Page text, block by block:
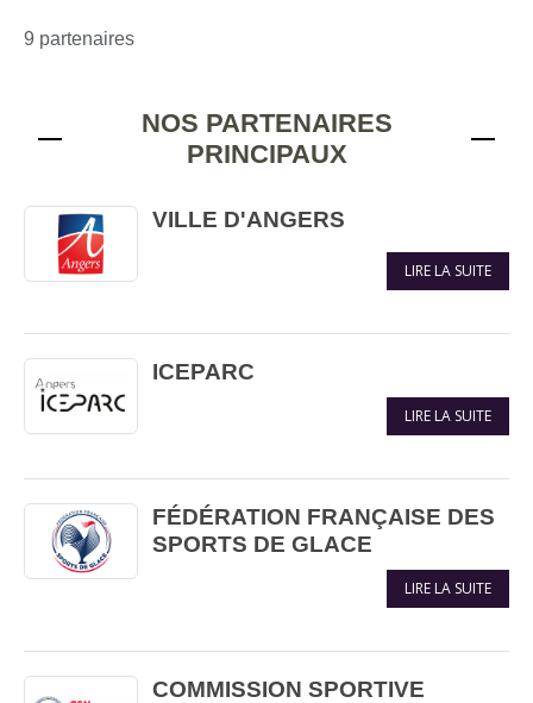
9 partenaires
NOS PARTENAIRES
PRINCIPAUX
VILLE D'ANGERS
LIRE LA SUITE
ICEPARC
LIRE LA SUITE
FÉDÉRATION FRANÇAISE DES
SPORTS DE GLACE
LIRE LA SUITE
COMMISSION SPORTIVE